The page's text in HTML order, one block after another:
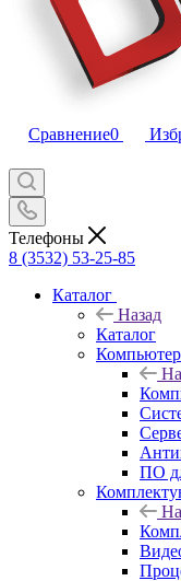
Сравнение0
Телефоны
8 (3532) 53-25-85
Каталог
Назад
Каталог
ПО